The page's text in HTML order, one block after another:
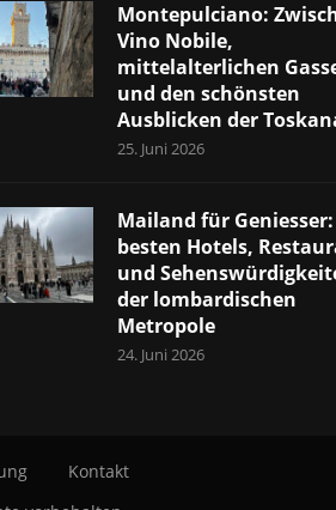
Montepulciano:
Vino Nobile,
mittelalterlichen
und den schönsten
Ausblicken der
25. Juni 2026
Mailand für
besten Hotels,
und
der lombardischen
Metropole
24. Juni 2026
Kontakt